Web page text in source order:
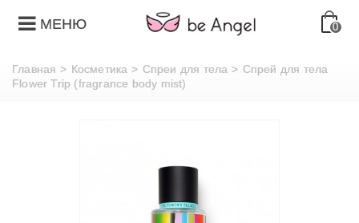
МЕНЮ 0
Главная > Косметика > Спреи для тела > Спрей для тела
Flower Trip (fragrance body mist)